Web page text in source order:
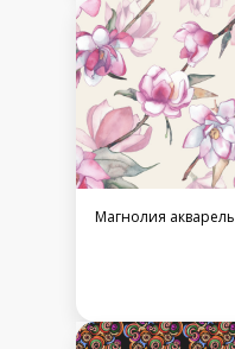
Магнолия акварель